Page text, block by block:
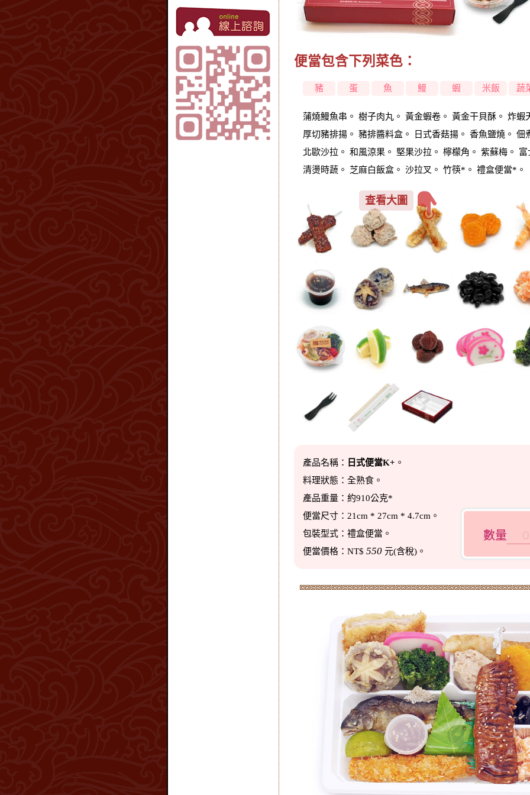
便當包含下列菜色：
豬 蛋 魚 鰻 蝦 米飯 蔬
蒲燒鰻魚串。 樹子肉丸。 黃金蝦卷。 黃金干貝酥。 炸蝦
厚切豬排揚。 豬排醬料盒。 日式香菇揚。 香魚鹽燒。 佃
北歐沙拉。 和風涼果。 堅果沙拉。 檸檬角。 紫蘇梅。 富
清燙時蔬。 芝麻白飯盒。 沙拉叉。 竹筷*。 禮盒便當*。
產品名稱： 日式便當K+ 。
料理狀態：全熟食。
產品重量：約910公克*
便當尺寸：21cm * 27cm * 4.7cm。
包裝型式：禮盒便當。
便當價格：NT$ 550 元(含稅)。
數量